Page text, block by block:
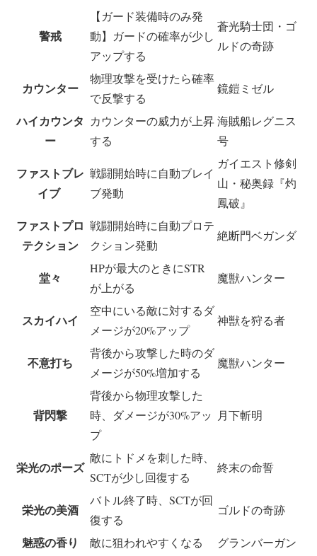
警戒
【ガード装備時のみ発
動】ガードの確率が少し
アップする
蒼光騎士団・ゴ
ルドの奇跡
カウンター
物理攻撃を受けたら確率
で反撃する
鏡鎧ミゼル
ハイカウンタ
ー
カウンターの威力が上昇
する
海賊船レグニス
号
ファストブレ
イブ
戦闘開始時に自動ブレイ
ブ発動
ガイエスト修剣
山・秘奥録『灼
鳳破』
ファストプロ
テクション
戦闘開始時に自動プロテ
クション発動
絶断門ベガンダ
堂々
HPが最大のときにSTR
が上がる
魔獣ハンター
スカイハイ
空中にいる敵に対するダ
メージが20%アップ
神獣を狩る者
不意打ち
背後から攻撃した時のダ
メージが50%増加する
魔獣ハンター
背閃撃
背後から物理攻撃した
時、ダメージが30%アッ
プ
月下斬明
栄光のポーズ
敵にトドメを刺した時、
SCTが少し回復する
終末の命誓
栄光の美酒
バトル終了時、SCTが回
復する
ゴルドの奇跡
魅惑の香り 敵に狙われやすくなる グランバーガン